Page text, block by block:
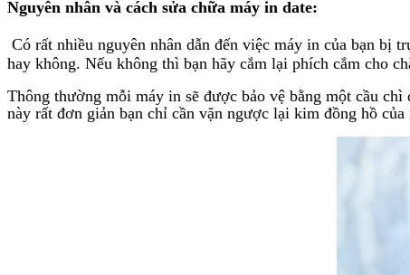
Nguyên nhân và cách sửa chữa máy in date:
Có rất nhiều nguyên nhân dẫn đến việc máy in của bạn bị
hay không. Nếu không thì bạn hãy cắm lại phích cắm cho
Thông thường mỗi máy in sẽ được bảo vệ bằng một cầu
này rất đơn giản bạn chỉ cần vặn ngược lại kim đồng hồ